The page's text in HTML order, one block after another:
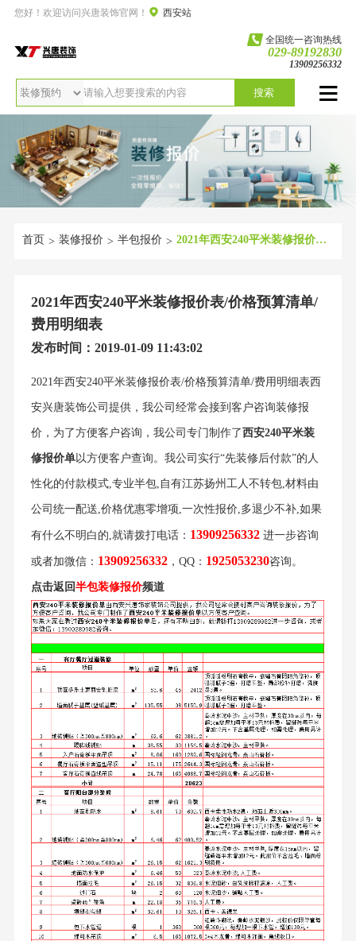
您好！欢迎访问兴唐装饰官网！ 西安站
全国统一咨询热线
029-89192830
13909256332
搜索
首页 > 装修报价 > 半包报价 > 2021年西安240平米装修报价表/价格预算清单/费用明细表
2021年西安240平米装修报价表/价格预算清单/
费用明细表
发布时间：2019-01-09 11:43:02
2021年西安240平米装修报价表/价格预算清单/费用明细表西
安兴唐装饰公司提供，我公司经常会接到客户咨询装修报
价，为了方便客户咨询，我公司专门制作了西安240平米装
修报价单以方便客户查询。我公司实行“先装修后付款”的人
性化的付款模式,专业半包,自有江苏扬州工人不转包,材料由
公司统一配送,价格优惠零增项,一次性报价,多退少不补,如果
有什么不明白的,就请拨打电话： 13909256332进一步咨询
或者加微信： 13909256332，QQ： 1925053230咨询。
点击返回半包装修报价频道